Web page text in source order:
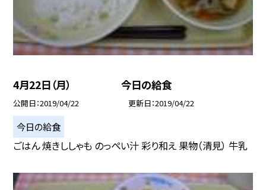
4月22日（月） 今日の給食
公開日 2019/04/22 更新日 2019/04/22
今日の給食
ごはん 焼きししゃも のっぺい汁 彩り和え 果物（清見） 牛乳